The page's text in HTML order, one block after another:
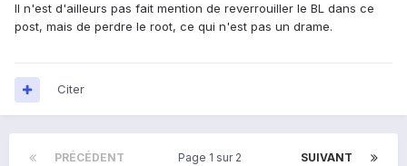
Il n'est d'ailleurs pas fait mention de reverrouiller le BL dans ce
post, mais de perdre le root, ce qui n'est pas un drame.
Citer
PRÉCÉDENT SUIVANT
Page 1 sur 2